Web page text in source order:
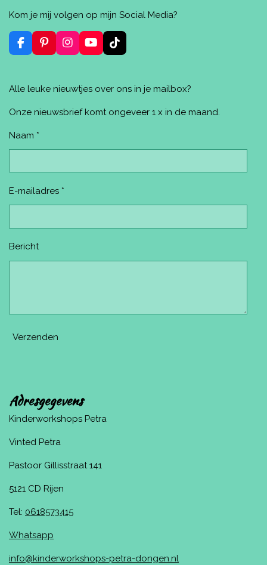
e
l
r
n
n
e
Kom je mij volgen op mijn Social Media?
F
a
b
o
P
i
e
e
I
n
a
r
Y
o
u
e
T
i
o
Alle leuke nieuwtjes over ons in je mailbox?
Onze nieuwsbrief komt ongeveer 1 x in de maand.
Naam *
E-mailadres *
Bericht
Verzenden
Adresgegevens
Kinderworkshops Petra
Vinted Petra
Pastoor Gillisstraat 141
5121 CD Rijen
Tel: 0618573415
Whatsapp
info@kinderworkshops-petra-dongen.nl